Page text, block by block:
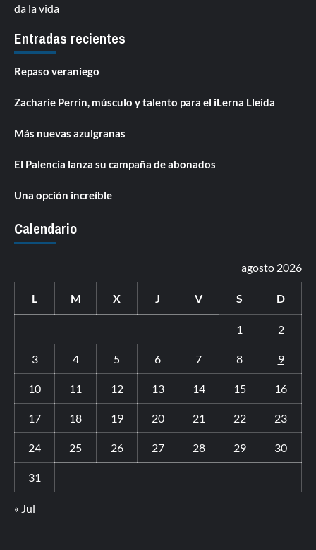
da la vida
Entradas recientes
Repaso veraniego
Zacharie Perrin, músculo y talento para el iLerna Lleida
Más nuevas azulgranas
El Palencia lanza su campaña de abonados
Una opción increíble
Calendario
agosto 2026
L M X J V S D
1 2
3 4 5 6 7 8 9
10 11 12 13 14 15 16
17 18 19 20 21 22 23
24 25 26 27 28 29 30
31
« Jul